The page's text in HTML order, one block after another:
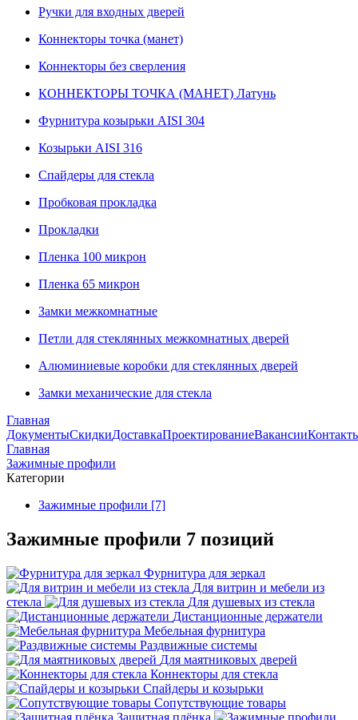
Ручки для входных дверей
Коннекторы точка (манет)
Коннекторы без сверления
КОННЕКТОРЫ ТОЧКА (МАНЕТ) Латунь
Фурнитура козырьки AISI 304
Козырьки AISI 316
Спайдеры для стекла
Пробковая прокладка
Прокладки
Пленка 100 микрон
Пленка 65 микрон
Замки межкомнатные
Петли для стеклянных межкомнатных дверей
Алюминиевые коробки для стеклянных дверей
Замки механические для стекла
Главная
ДокументыСкидкиДоставкаПроектированиеВакансии
Главная
Зажимные профили
Категории
Зажимные профили [7]
Зажимные профили 7 позиций
Фурнитура для зеркал
Для витрин и мебели из
стекла
Для душевых из стекла
Дистанционные держатели
Мебельная фурнитура
Раздвижные системы
Для маятниковых дверей
Коннекторы для стекла
Спайдеры и козырьки
Сопутствующие товары
Защитная плёнка